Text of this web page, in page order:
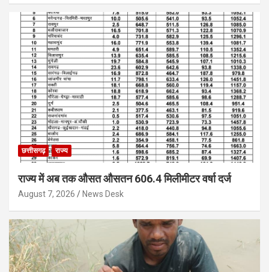
छत्तीसगढ़ राज्य
राज्य में अब तक औसत औसतन 606.4 मिलीमीटर वर्षा दर्ज
August 7, 2026 News Desk